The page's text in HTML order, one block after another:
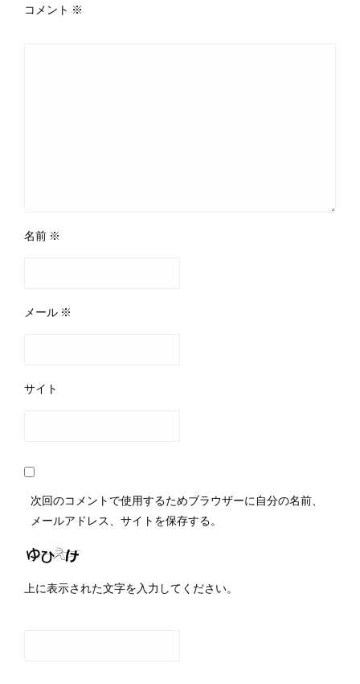
コメント ※
名前 ※
メール ※
サイト
次回のコメントで使用するためブラウザーに自分の名前、
メールアドレス、サイトを保存する。
上に表示された文字を入力してください。